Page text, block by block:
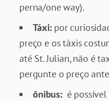
perna/one way).
Táxi: por
preço e os táxis
até St. Julian, não é
pergunte o preço
ônibus: é